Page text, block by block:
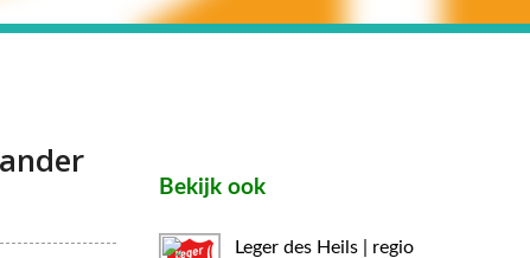
Bekijk ook
Leger des Heils | regio